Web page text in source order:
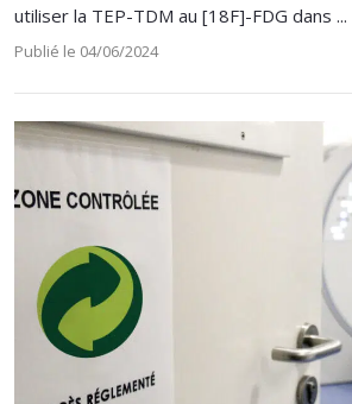
utiliser la TEP-TDM au [18F]-FDG dans ...
Publié le 04/06/2024